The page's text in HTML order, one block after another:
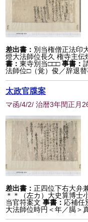
差出書： 別当権僧正法印
燈大法師位長久 権寺主伝
書：東寺別当□□□ 事書：
法師位□（覚）俊／辞退
太政官牒案
マ函/4/2/ 治暦3年閏正月
差出書：正四位下右大弁
＊＊（左カ）大史算博士
当官符案文 事書： 応補任
大法師位時円＜年／臈＞